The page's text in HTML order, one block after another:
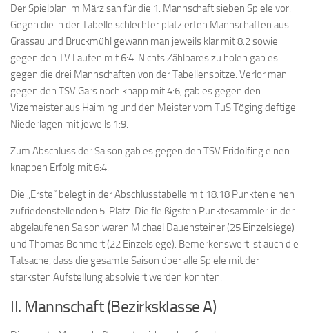
Der Spielplan im März sah für die 1. Mannschaft sieben Spiele vor.
Gegen die in der Tabelle schlechter platzierten Mannschaften aus
Grassau und Bruckmühl gewann man jeweils klar mit 8:2 sowie
gegen den TV Laufen mit 6:4. Nichts Zählbares zu holen gab es
gegen die drei Mannschaften von der Tabellenspitze. Verlor man
gegen den TSV Gars noch knapp mit 4:6, gab es gegen den
Vizemeister aus Haiming und den Meister vom TuS Töging deftige
Niederlagen mit jeweils 1:9.
Zum Abschluss der Saison gab es gegen den TSV Fridolfing einen
knappen Erfolg mit 6:4.
Die „Erste“ belegt in der Abschlusstabelle mit 18:18 Punkten einen
zufriedenstellenden 5. Platz. Die fleißigsten Punktesammler in der
abgelaufenen Saison waren Michael Dauensteiner (25 Einzelsiege)
und Thomas Böhmert (22 Einzelsiege). Bemerkenswert ist auch die
Tatsache, dass die gesamte Saison über alle Spiele mit der
stärksten Aufstellung absolviert werden konnten.
II. Mannschaft (Bezirksklasse A)